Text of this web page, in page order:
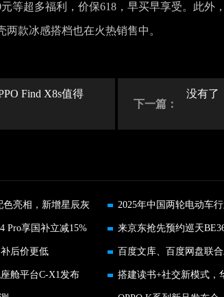
等超多福利，价保618，早买早享受。此外
款冰感搭档也在火热销售中。
Find X8s值得
下一篇：
没有了
色亮相，新增星辰灰 2025年中国两轮电动车
Pro享国补立减15% 来京东抢先预约巡天
后价更低
舱平台C-X1发布 搭建读书+社交新模式，